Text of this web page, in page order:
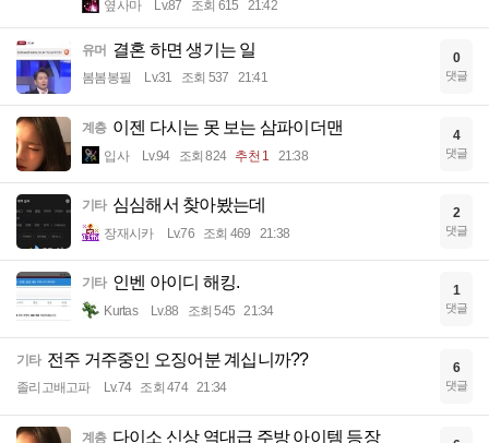
옆사마 Lv.87 조회 615 21:42
유머 결혼 하면 생기는 일
봄봄봉필 Lv.31 조회 537 21:41
0
댓글
계층 이젠 다시는 못 보는 삼파이더맨
입사 Lv.94 조회 824 추천 1 21:38
4
댓글
기타 심심해서 찾아봤는데
장재시카 Lv.76 조회 469 21:38
2
댓글
기타 인벤 아이디 해킹.
Kurtas Lv.88 조회 545 21:34
1
댓글
기타 전주 거주중인 오징어분 계십니까??
졸리고배고파 Lv.74 조회 474 21:34
6
댓글
계층 다이소 신상 역대급 주방 아이템 등장